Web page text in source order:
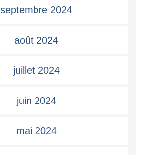
septembre 2024
août 2024
juillet 2024
juin 2024
mai 2024